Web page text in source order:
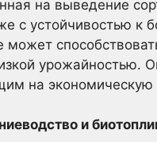
на выведение
с устойчивостью к
урожайностью.
на экономическую
и